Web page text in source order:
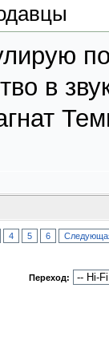
в
4 5 6
Переход: